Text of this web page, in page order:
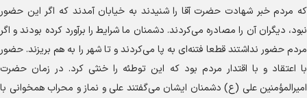
که مردم خبر شهادت حضرت آقا را شنیدند به خیابان آمدند که اگر این حضور
نبود، دیگران آن را مصادره می‌کردند. دشمنان ما شرایط را برآورد کرده بودند و اگر
مردم حضور نداشتند قطعا فتنه‌ای به پا می‌کردند و تا شهر را به هم بریزند. حضور
با اعتقاد و با اقتدار مردم بود که این توطئه را خنثی کرد. در زمان حضرت
امیرالمؤمنین علی (ع) دشمنان ایشان می‌گفتند علی و نماز و محراب همخوانی با